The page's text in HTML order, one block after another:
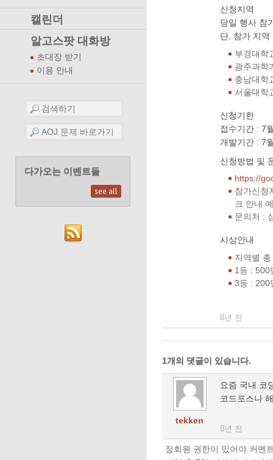
캘린더
알고스팟 대화방
초대장 받기
이용 안내
다가오는 이벤트들
see all
신청지역
당일 행사 참
단, 참가 지역
부경대학
광주과학
충남대학
서울대학
신청기한
접수기간 : 7
개발기간 : 7
신청방법 및
https://
참가신청
크 안내
문의처 :
시상안내
지역별
1등 : 500
3등 : 200
8년 전
1개의 댓글이 있습니다.
tekken
요즘 국내 코
코드포스나
8년 전
정회원 권한이 있어야 커멘